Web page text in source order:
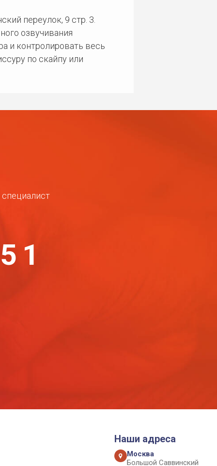
переулок, 9 стр. 3.
озвучивания
и контролировать весь
по скайпу или
Наши адреса
Москва
Большой Саввинский